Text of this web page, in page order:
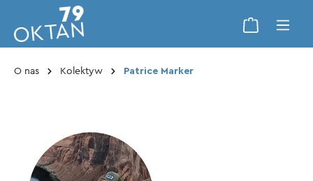
O nas Kolektyw Patrice Marker